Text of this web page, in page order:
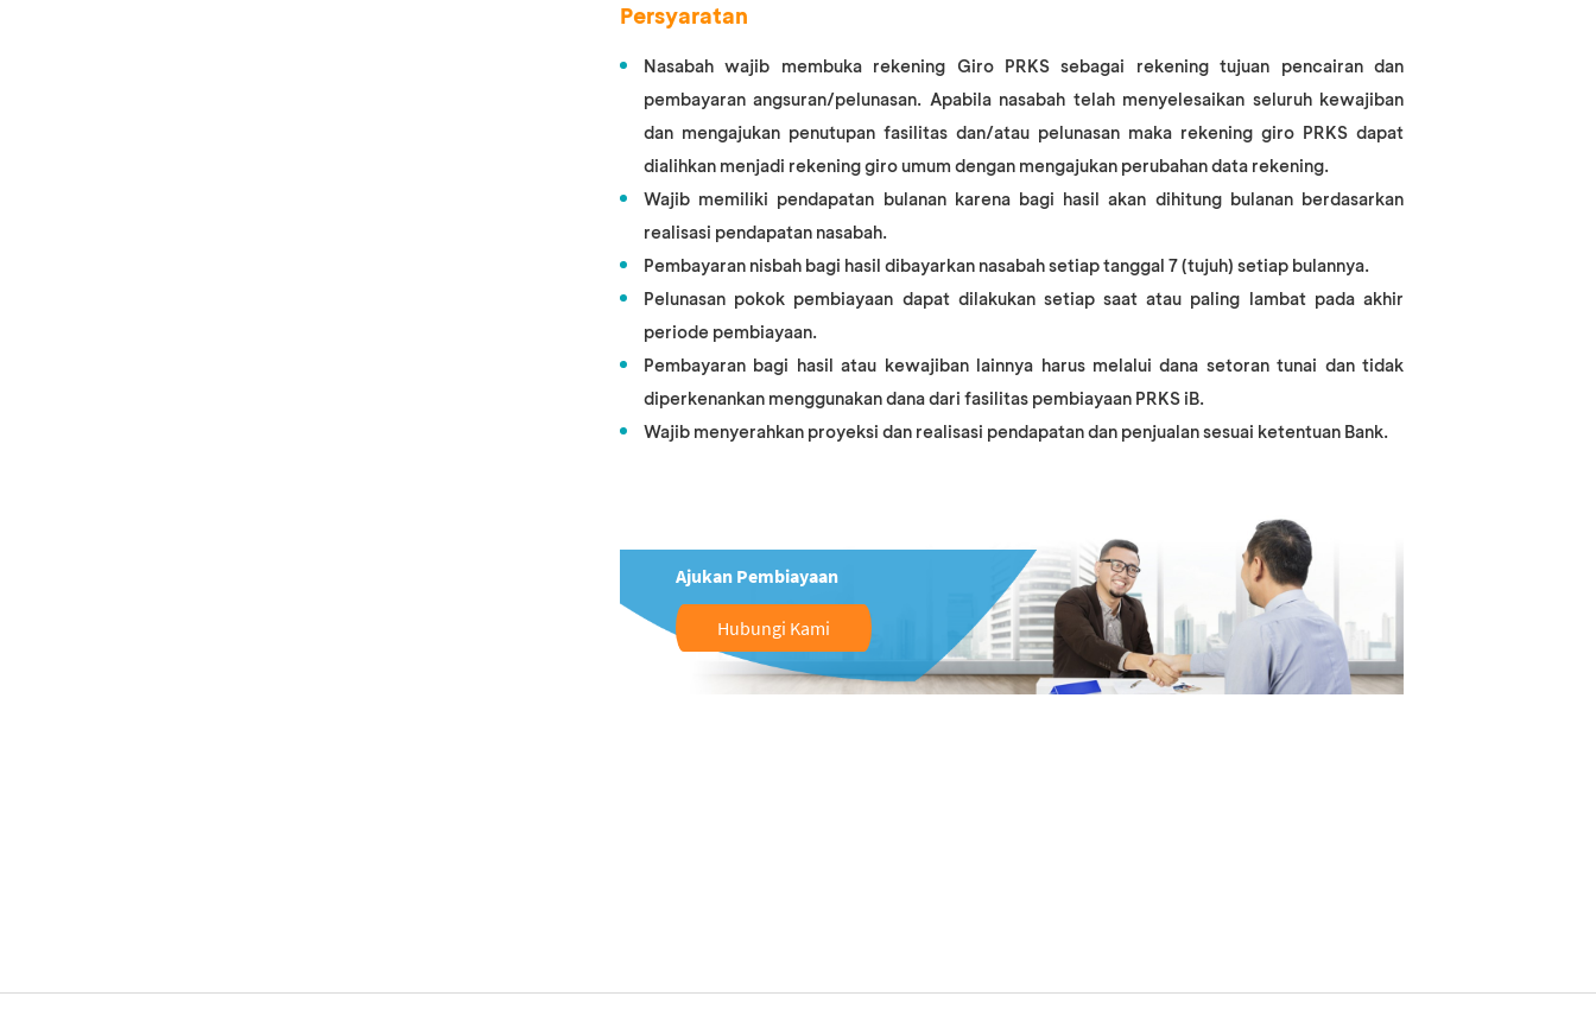
Persyaratan
Nasabah wajib membuka rekening Giro PRKS sebagai rekening tujuan pencairan dan
pembayaran angsuran/pelunasan. Apabila nasabah telah menyelesaikan seluruh kewajiban
dan mengajukan penutupan fasilitas dan/atau pelunasan maka rekening giro PRKS dapat
dialihkan menjadi rekening giro umum dengan mengajukan perubahan data rekening.
Wajib memiliki pendapatan bulanan karena bagi hasil akan dihitung bulanan berdasarkan
realisasi pendapatan nasabah.
Pembayaran nisbah bagi hasil dibayarkan nasabah setiap tanggal 7 (tujuh) setiap bulannya.
Pelunasan pokok pembiayaan dapat dilakukan setiap saat atau paling lambat pada akhir
periode pembiayaan.
Pembayaran bagi hasil atau kewajiban lainnya harus melalui dana setoran tunai dan tidak
diperkenankan menggunakan dana dari fasilitas pembiayaan PRKS iB.
Wajib menyerahkan proyeksi dan realisasi pendapatan dan penjualan sesuai ketentuan Bank.
Ajukan Pembiayaan
Hubungi Kami